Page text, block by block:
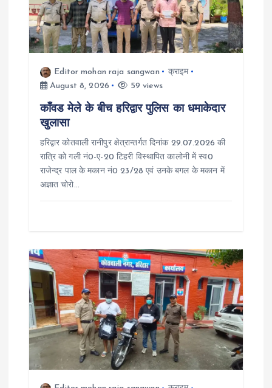
a
Editor mohan raja sangwan
क्राइम
August 8, 2026
59 views
काँवड मेले के बीच हरिद्वार पुलिस का धमाकेदार
खुलासा
हरिद्वार कोतवाली रानीपुर क्षेत्रान्तर्गत दिनांक 29.07.2026 की
रात्रि को गली नं0-ए-20 टिहरी विस्थापित कालोनी में स्व0
राजेन्द्र पाल के मकान नं0 23/28 एवं उनके बगल के मकान में
अज्ञात चोरो…